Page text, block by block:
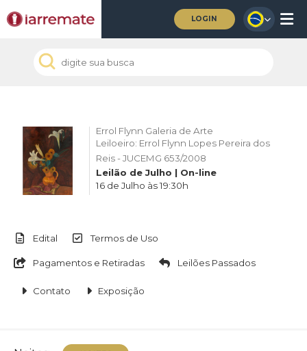
LOGIN
Errol Flynn Galeria de Arte
Leiloeiro: Errol Flynn Lopes Pereira dos
Reis - JUCEMG 653/2008
Leilão de Julho | On-line
16 de Julho às 19:30h
Edital Termos de Uso
Pagamentos e Retiradas Leilões Passados
Contato Exposição